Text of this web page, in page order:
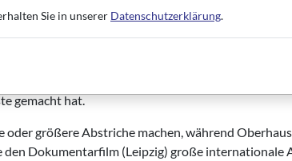
junges, sehr engagiert gemachtes Festival mit
muss hierher kommen. Daneben steht natürlich
Altersschnitt höher, Geselligkeit wichtiger, und
schwanken läßt. Doch Hof ist vor allem
Filmszene, dessen unüberbietbarer
gemacht hat.
oder größere Abstriche machen, während
Dokumentarfilm (Leipzig) große internationale
Sie in unserer Datenschutzerklärung.